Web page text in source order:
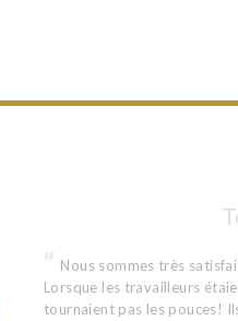
Nous sommes très
Lorsque les travailleurs
tournaient pas les pouces!